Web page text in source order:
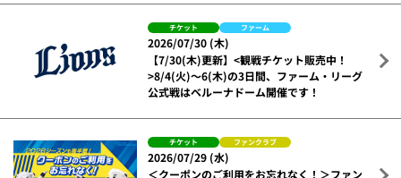
チケット ファーム
2026/07/30 (木)
【7/30(木)更新】<観戦チケット販売中！
>8/4(火)～6(木)の3日間、ファーム・リーグ
公式戦はベルーナドーム開催です！
チケット ファンクラブ
2026/07/29 (水)
＜クーポンのご利用をお忘れなく！＞ファン